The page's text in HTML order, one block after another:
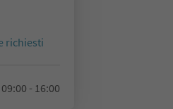
richiesti
09:00 - 16:00